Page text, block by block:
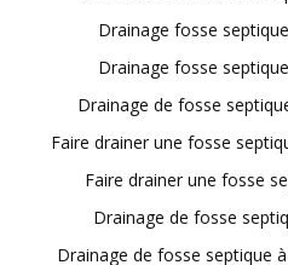
Drainage fosse
Drainage fosse
Drainage de fosse
Faire drainer une fosse
Faire drainer une fosse
Drainage de fosse
Drainage de fosse septique